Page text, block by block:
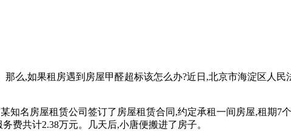
么,如果租房遇到房屋甲醛超标该怎么办?近日,北京市海淀区人民
知名房屋租赁公司签订了房屋租赁合同,约定承租一间房屋,租期7
费共计2.38万元。几天后,小唐便搬进了房子。